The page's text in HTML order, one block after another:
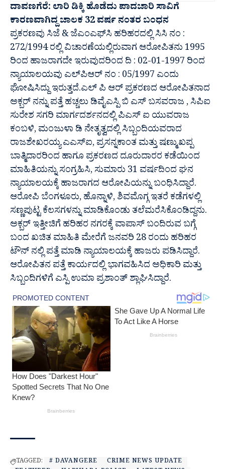
ದಾವಣಗೆರೆ: ಲಾರಿ ಡಿಕ್ಕಿ ಹೊಡೆದು ಪಾದಚಾರಿ ಸಾವಿಗೆ
ಕಾರಣವಾಗಿದ್ದ ಚಾಲಕ 32 ವರ್ಷ ನಂತರ‌‌ ಬಂಧನ
ಪ್ರಕರಣವು ಸಿಜೆ & ಜೆಎಂಎಫ್‌ಸಿ ಹರಿಹರದಲ್ಲಿ ಸಿಸಿ ನಂ :
272/1994 ರಲ್ಲಿ ವಿಚಾರಣೆಯಲ್ಲಿರುವಾಗ ಆರೋಪಿತನು 1995
ರಿಂದ ಹಾಜರಾಗದೇ ಇರುವುದರಿಂದ ದಿ : 02-01-1997 ರಿಂದ
ನ್ಯಾಯಾಲಯವು ಎಲ್‌ಪಿಆರ್ ನಂ : 05/1997 ಎಂದು
ಘೋಷಿಸಿದ್ದು ಇರುತ್ತದೆ.ಎಲ್ ಪಿ ಆರ್ ಪ್ರಕರಣದ ಆರೋಪಿತನಾದ
ಅಕ್ಬರ್ ನನ್ನು ಪತ್ತೆ ಹಚ್ಚಲು ಡಿವೈಎಸ್ಪಿ ಬಿ ಎಸ್ ಬಸವರಾಜ , ಸಿಪಿಐ
ಸುರೇಶ ಸಗರಿ ಮಾರ್ಗದರ್ಶನದಲ್ಲಿ ಪಿಎಸ್ ಐ ಯುವರಾಜ
ಕಂಬಳಿ, ಮಂಜುಳಾ ಡಿ ನೇತೃತ್ವದಲ್ಲಿ ಸಿಬ್ಬಂದಿಯವರಾದ
ರಾಜಶೇಖರಯ್ಯ ಎಎಸ್‌ಐ, ಪ್ರಸನ್ನಕಾಂತ ಮತ್ತು ಷಣ್ಮುಖಪ್ಪ
ಬಾತ್ಮಿದಾರರಿಂದ ಹಾಗೂ ಪ್ರಕರಣದ ದೂರುದಾರರ ಕಡೆಯಿಂದ
ಮಾಹಿತಿಯನ್ನು ಸಂಗ್ರಹಿಸಿ, ಸುಮಾರು 31 ವರ್ಷದಿಂದ ಘನ
ನ್ಯಾಯಾಲಯಕ್ಕೆ ಹಾಜರಾಗದ ಆರೋಪಿಯನ್ನು ಬಂಧಿಸಿದ್ದಾರೆ.
ಆರೋಪಿ ಬೆಂಗಳೂರು, ಹೊನ್ನಾಳಿ, ಶಿವಮೊಗ್ಗ ಇತರೆ ಕಡೆಗಳಲ್ಲಿ
ಸಣ್ಣಪುಟ್ಟ ಕೆಲಸಗಳನ್ನು ಮಾಡಿಕೊಂಡು ತಲೆಮರೆಸಿಕೊಂಡಿದ್ದನು.
ಅಕ್ಬರ್ ಇತ್ತೀಚಿಗೆ ಹರಿಹರ ನಗರಕ್ಕೆ ವಾಪಾಸ್ ಬಂದಿರುವ ಬಗ್ಗೆ
ಬಂದ ಖಚಿತ ಮಾಹಿತಿ ಮೇರೆಗೆ ಜನವರಿ 28 ರಂದು ಹರಿಹರ
ಟೌನ್ ನಲ್ಲಿ ಪತ್ತೆ ಮಾಡಿ ನ್ಯಾಯಾಲಯಕ್ಕೆ ಹಾಜರು ಪಡಿಸಿದ್ದಾರೆ.
ಆರೋಪಿತನ ಪತ್ತೆ ಕಾರ್ಯದಲ್ಲಿ ಭಾಗವಹಿಸಿದ ಅಧಿಕಾರಿ ಮತ್ತು
ಸಿಬ್ಬಂದಿಗಳಿಗೆ ಎಸ್ಪಿ ಉಮಾ ಪ್ರಶಾಂತ್ ಶ್ಲಾಘಿಸಿದ್ದಾರೆ.
TAGGED: # DAVANGERE
CRIME NEWS UPDATE